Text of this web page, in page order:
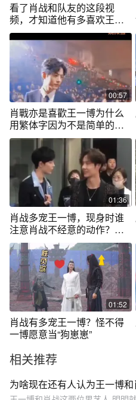
看了肖战和队友的这段视
频，才知道他有多喜欢王一
博！
00:57
肖戰亦是喜歡王一博为什么
用繁体字因为不是简单的喜
欢
01:36
肖战多宠王一博，现身时谁
注意肖战不经意的动作？哥
哥果然是哥哥
01:52
肖战有多宠王一博？怪不得
一博愿意当“狗崽崽”
相关推荐
为啥现在还有人认为王一博和